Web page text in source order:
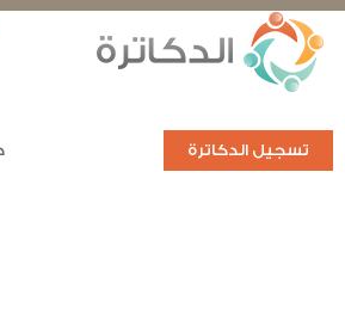
تسجيل الدكاترة